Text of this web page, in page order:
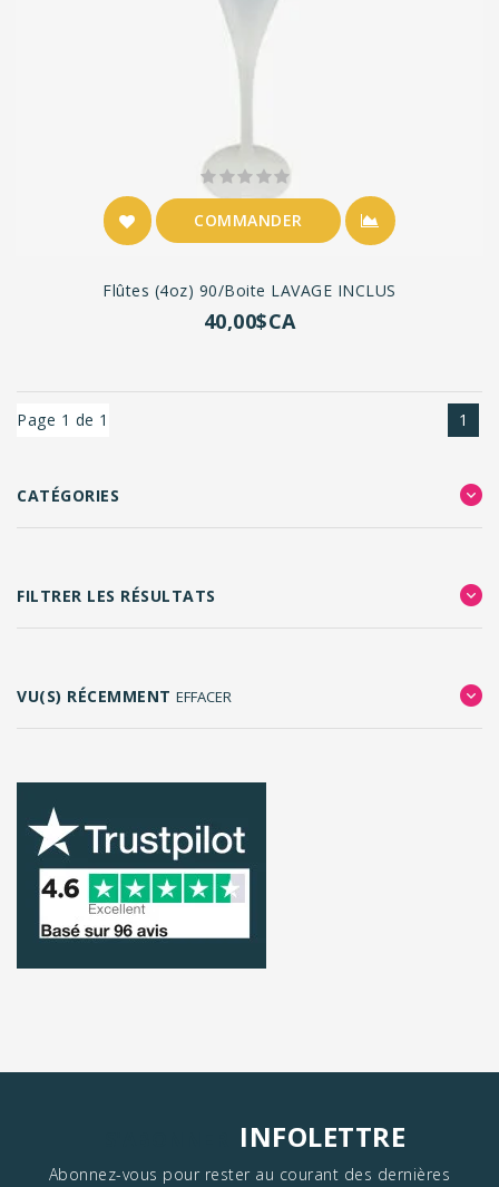
COMMANDER
Flûtes (4oz) 90/boite LAVAGE INCLUS
40,00$CA
Page 1 de 1 1
CATÉGORIES
FILTRER LES RÉSULTATS
VU(S) RÉCEMMENT EFFACER
INFOLETTRE
Abonnez-vous pour rester au courant des dernières